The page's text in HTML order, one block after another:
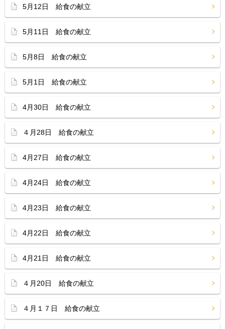
5月12日 給食の献立
5月11日 給食の献立
5月8日 給食の献立
5月1日 給食の献立
4月30日 給食の献立
４月28日 給食の献立
4月27日 給食の献立
4月24日 給食の献立
4月23日 給食の献立
4月22日 給食の献立
4月21日 給食の献立
４月20日 給食の献立
４月１７日 給食の献立